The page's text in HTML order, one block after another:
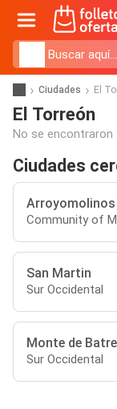
Ciudades El
El Torreón
No se encontraron
Ciudades
Arroyomolinos
Community of
San Martin
Sur Occidental
Monte de
Sur Occidental